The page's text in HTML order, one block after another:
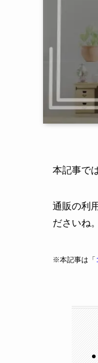
本記事で
通販の利
ださいね。
※本記事は「